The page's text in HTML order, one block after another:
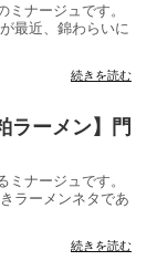
ミナージュです。
最近、錦わらいに
続きを読む
ラーメン】門
ミナージュです。
ラーメンネタであ
続きを読む